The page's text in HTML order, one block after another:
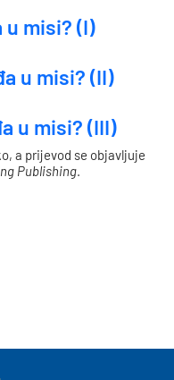
u misi? (I)
u misi? (II)
u misi? (III)
a prijevod se objavljuje
Publishing.